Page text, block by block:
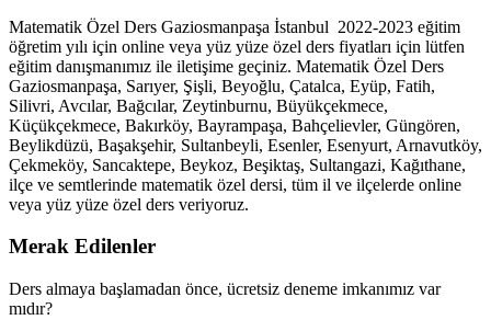
Matematik Özel Ders Gaziosmanpaşa İstanbul 2022-2023 eğitim
öğretim yılı için online veya yüz yüze özel ders fiyatları için lütfen
eğitim danışmanımız ile iletişime geçiniz. Matematik Özel Ders
Gaziosmanpaşa, Sarıyer, Şişli, Beyoğlu, Çatalca, Eyüp, Fatih,
Silivri, Avcılar, Bağcılar, Zeytinburnu, Büyükçekmece,
Küçükçekmece, Bakırköy, Bayrampaşa, Bahçelievler, Güngören,
Beylikdüzü, Başakşehir, Sultanbeyli, Esenler, Esenyurt, Arnavutköy,
Çekmeköy, Sancaktepe, Beykoz, Beşiktaş, Sultangazi, Kağıthane,
ilçe ve semtlerinde matematik özel dersi, tüm il ve ilçelerde online
veya yüz yüze özel ders veriyoruz.
Merak Edilenler
Ders almaya başlamadan önce, ücretsiz deneme imkanımız var
mıdır?